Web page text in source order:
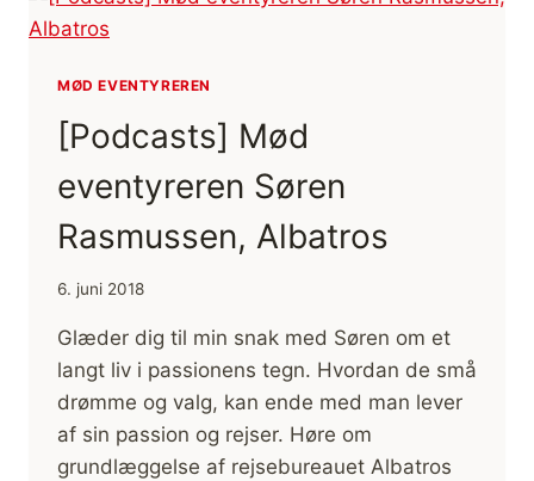
MØD EVENTYREREN
[Podcasts] Mød
eventyreren Søren
Rasmussen, Albatros
6. juni 2018
Glæder dig til min snak med Søren om et
langt liv i passionens tegn. Hvordan de små
drømme og valg, kan ende med man lever
af sin passion og rejser. Høre om
grundlæggelse af rejsebureauet Albatros